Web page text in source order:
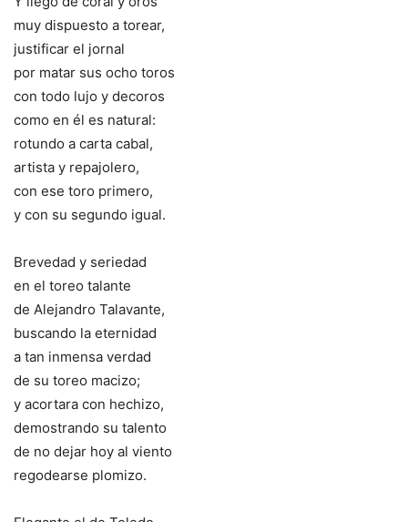
muy dispuesto a torear,
justificar el jornal
por matar sus ocho toros
con todo lujo y decoros
como en él es natural:
rotundo a carta cabal,
artista y repajolero,
con ese toro primero,
y con su segundo igual.
Brevedad y seriedad
en el toreo talante
de Alejandro Talavante,
buscando la eternidad
a tan inmensa verdad
de su toreo macizo;
y acortara con hechizo,
demostrando su talento
de no dejar hoy al viento
regodearse plomizo.